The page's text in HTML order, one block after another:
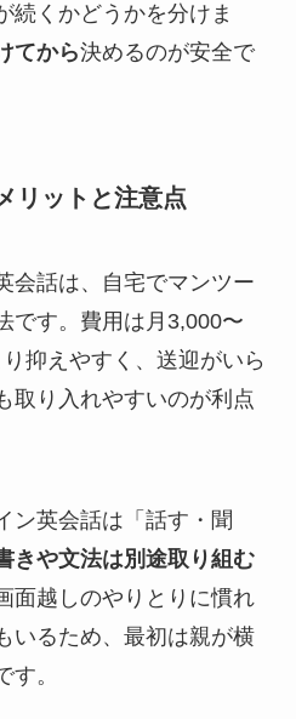
続くかどうかを分けま
てから決めるのが安全で
リットと注意点
会話は、自宅でマンツー
です。費用は月3,000〜
抑えやすく、送迎がいら
取り入れやすいのが利点
ン英会話は「話す・聞
きや文法は別途取り組む
面越しのやりとりに慣れ
いるため、最初は親が横
。